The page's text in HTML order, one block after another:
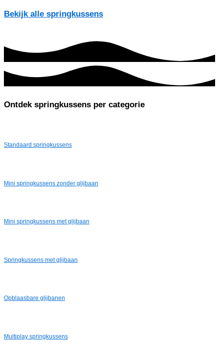
Bekijk alle springkussens
Ontdek springkussens per categorie
Standaard springkussens
Mini springkussens zonder glijbaan
Mini springkussens met glijbaan
Springkussens met glijbaan
Opblaasbare glijbanen
Multiplay springkussens